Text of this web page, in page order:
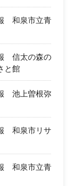
和泉市立青
信太の森の
と館
池上曽根弥
和泉市リサ
和泉市立青